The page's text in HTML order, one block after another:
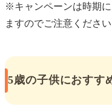
※キャンペーンは時期
ますのでご注意ください
5歳の子供におすす